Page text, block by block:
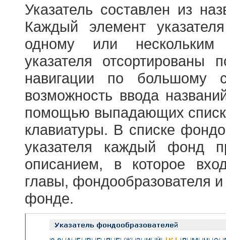
Указатель составлен из
Каждый элемент
одному или
указателя отсортированы
навигации по большому
возможность ввода
помощью выпадающих
клавиатуры. В списке
указателя каждый фонд
описанием, в которое
главы, фондообразователя
фонде.